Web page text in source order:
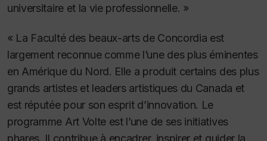
universitaire et la vie professionnelle. »
« La Faculté des beaux-arts de Concordia est
largement reconnue comme l’une des plus éminentes
en Amérique du Nord. Elle a produit certains des plus
grands artistes et leaders artistiques du Canada et
est réputée pour son esprit d’innovation. Le
programme Art Volte est l’une de ses initiatives